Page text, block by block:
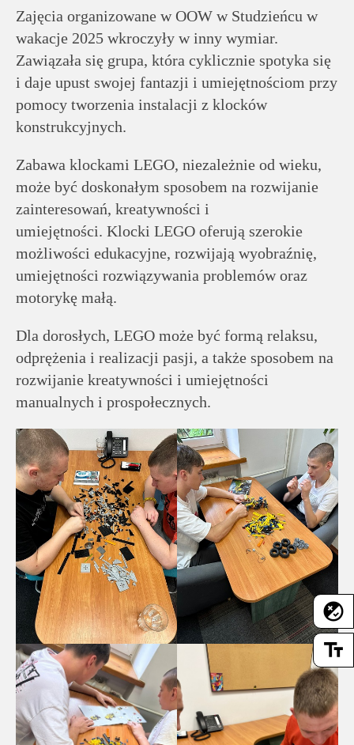
flaky
text_fields
Dla
pracowników
Historia
Wirtualny
spacer
Mapa
strony
dostępności
Zajęcia organizowane w OOW w Studzieńcu w
wakacje 2025 wkroczyły w inny wymiar.
Zawiązała się grupa, która cyklicznie spotyka się
i daje upust swojej fantazji i umiejętnościom przy
pomocy tworzenia instalacji z klocków
konstrukcyjnych.
Zabawa klockami LEGO, niezależnie od wieku,
może być doskonałym sposobem na rozwijanie
zainteresowań, kreatywności i
umiejętności. Klocki LEGO oferują szerokie
możliwości edukacyjne, rozwijają wyobraźnię,
umiejętności rozwiązywania problemów oraz
motorykę małą.
Dla dorosłych, LEGO może być formą relaksu,
odprężenia i realizacji pasji, a także sposobem na
rozwijanie kreatywności i umiejętności
manualnych i prospołecznych.